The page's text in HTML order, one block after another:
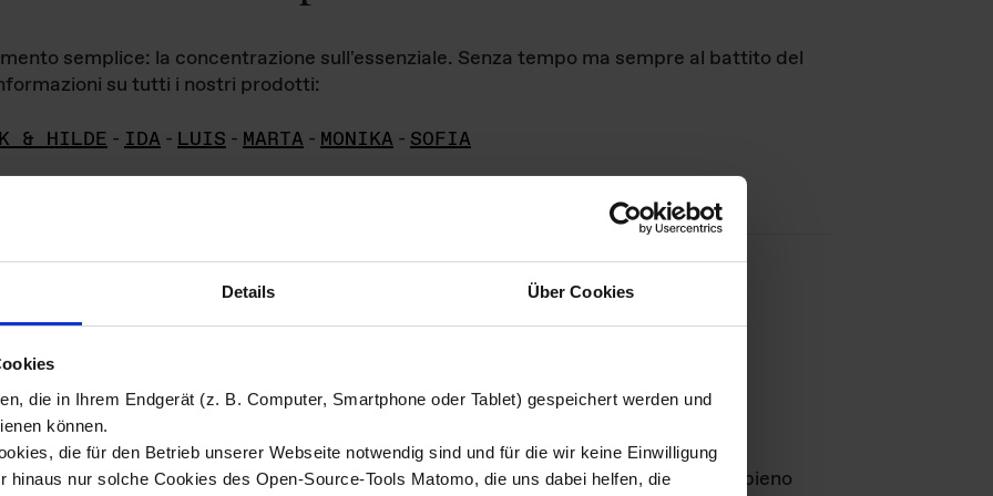
Details Über Cookies
die in Ihrem Endgerät (z. B. Computer, Smartphone oder Tablet) gespeichert werden und
können.
die für den Betrieb unserer Webseite notwendig sind und für die wir keine Einwilligung
hinaus nur solche Cookies des Open-Source-Tools Matomo, die uns dabei helfen, die
semplice: la concentrazione sull'essenziale. Senza tempo ma sempre al battito del
su tutti i nostri prodotti:
& HILDE - IDA - LUIS - MARTA - MONIKA - SOFIA
di immagini
materiale fotografico sono detenuti daDas ganze LebenGmbH e rimangono in pieno